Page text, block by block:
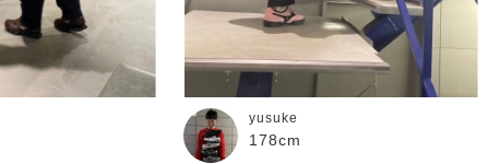
yusuke
178cm